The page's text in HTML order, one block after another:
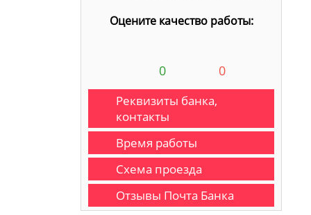
Оцените качество работы:
0 0
Реквизиты банка,
контакты
Время работы
Схема проезда
Отзывы Почта Банка